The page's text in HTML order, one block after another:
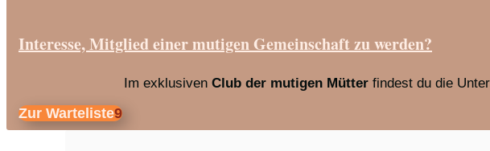
Interesse, Mitglied einer mutigen Gemeinschaft zu werden?
Im exklusivenClub der mutigen Mütter findest du die
Zur Warteliste